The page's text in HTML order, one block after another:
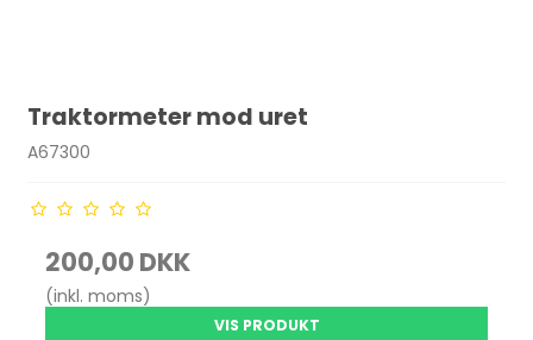
Traktormeter mod uret
A67300
200,00 DKK
(inkl. moms)
VIS PRODUKT